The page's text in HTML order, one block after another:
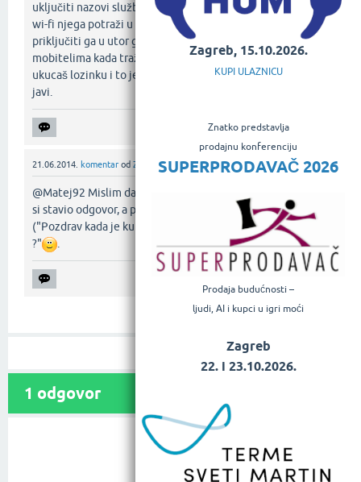
uključiti nazovi službu za korisnike no da se vratimo na usb
wi-fi njega potraži u computer shop-ovima i sve što trebaš
priključiti ga u utor gjde piše usb i traženje isto kao na
mobitelima kada tražiš mrežu,čim nađeš svoju mrežu
ukucaš lozinku i to je to ako imaš još pitanja slobodno mi
javi.‌
21.06.2014. komentar od Znatko
@Matej92 Mislim da si ovdje obrnuto pisao. Pod komentar
si stavio odgovor, a pod odgovor pitanje/komentar
("Pozdrav kada je kupljen,dali je novi može slika s utorima
?"
.‌
1 odgovor
Zagreb, 15.10.2026.
KUPI ULAZNICU
Znatko predstavlja
prodajnu konferenciju
SUPERPRODAVAČ 2026
Prodaja budućnosti –
ljudi, AI i kupci u igri moći
Zagreb
22. i 23.10.2026.